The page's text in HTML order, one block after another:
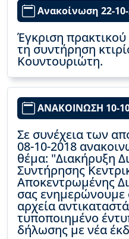
Ανακοίνωση 22-
Έγκριση
τη συντήρηση
Κουντουριώτη.
ΑΝΑΚΟΙΝΩΣΗ 10-
Σε συνέχεια των
08-10-2018
θέμα: "Διακήρυξη
Συντήρησης
Αποκεντρωμένης
σας ενημερώνουμε
αρχεία
τυποποιημένο
δήλωσης με νέα